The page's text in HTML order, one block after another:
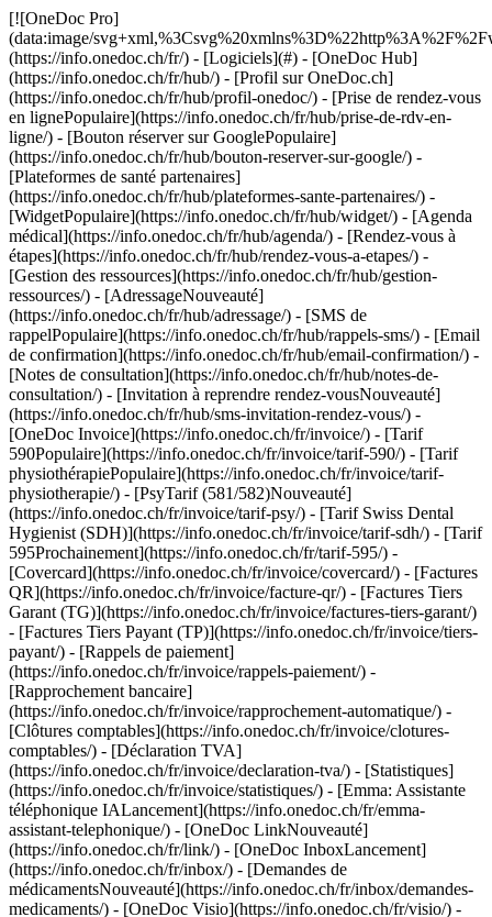
[![OneDoc Pro](data:image/svg+xml,%3Csvg%20xmlns%3D%22http%3A%2F%2Fwww.w3.org%2F2000%2Fsvg%22%20viewBox%3D%220%200%20110%2021%22%3E%3C%2Fsvg%3E)](https://info.onedoc.ch/fr/) - [Logiciels](#) - [OneDoc Hub](https://info.onedoc.ch/fr/hub/) - [Profil sur OneDoc.ch](https://info.onedoc.ch/fr/hub/profil-onedoc/) - [Prise de rendez-vous en lignePopulaire](https://info.onedoc.ch/fr/hub/prise-de-rdv-en-ligne/) - [Bouton réserver sur GooglePopulaire](https://info.onedoc.ch/fr/hub/bouton-reserver-sur-google/) - [Plateformes de santé partenaires](https://info.onedoc.ch/fr/hub/plateformes-sante-partenaires/) - [WidgetPopulaire](https://info.onedoc.ch/fr/hub/widget/) - [Agenda médical](https://info.onedoc.ch/fr/hub/agenda/) - [Rendez-vous à étapes](https://info.onedoc.ch/fr/hub/rendez-vous-a-etapes/) - [Gestion des ressources](https://info.onedoc.ch/fr/hub/gestion-ressources/) - [AdressageNouveauté](https://info.onedoc.ch/fr/hub/adressage/) - [SMS de rappelPopulaire](https://info.onedoc.ch/fr/hub/rappels-sms/) - [Email de confirmation](https://info.onedoc.ch/fr/hub/email-confirmation/) - [Notes de consultation](https://info.onedoc.ch/fr/hub/notes-de-consultation/) - [Invitation à reprendre rendez-vousNouveauté](https://info.onedoc.ch/fr/hub/sms-invitation-rendez-vous/) - [OneDoc Invoice](https://info.onedoc.ch/fr/invoice/) - [Tarif 590Populaire](https://info.onedoc.ch/fr/invoice/tarif-590/) - [Tarif physiothérapiePopulaire](https://info.onedoc.ch/fr/invoice/tarif-physiotherapie/) - [PsyTarif (581/582)Nouveauté](https://info.onedoc.ch/fr/invoice/tarif-psy/) - [Tarif Swiss Dental Hygienist (SDH)](https://info.onedoc.ch/fr/invoice/tarif-sdh/) - [Tarif 595Prochainement](https://info.onedoc.ch/fr/tarif-595/) - [Covercard](https://info.onedoc.ch/fr/invoice/covercard/) - [Factures QR](https://info.onedoc.ch/fr/invoice/facture-qr/) - [Factures Tiers Garant (TG)](https://info.onedoc.ch/fr/invoice/factures-tiers-garant/) - [Factures Tiers Payant (TP)](https://info.onedoc.ch/fr/invoice/tiers-payant/) - [Rappels de paiement](https://info.onedoc.ch/fr/invoice/rappels-paiement/) - [Rapprochement bancaire](https://info.onedoc.ch/fr/invoice/rapprochement-automatique/) - [Clôtures comptables](https://info.onedoc.ch/fr/invoice/clotures-comptables/) - [Déclaration TVA](https://info.onedoc.ch/fr/invoice/declaration-tva/) - [Statistiques](https://info.onedoc.ch/fr/invoice/statistiques/) - [Emma: Assistante téléphonique IALancement](https://info.onedoc.ch/fr/emma-assistant-telephonique/) - [OneDoc LinkNouveauté](https://info.onedoc.ch/fr/link/) - [OneDoc InboxLancement](https://info.onedoc.ch/fr/inbox/) - [Demandes de médicamentsNouveauté](https://info.onedoc.ch/fr/inbox/demandes-medicaments/) - [OneDoc Visio](https://info.onedoc.ch/fr/visio/) - [Badge téléconsultation](https://info.onedoc.ch/fr/visio/badge-teleconsultation/) - [Module de téléconsultationPopulaire](https://info.onedoc.ch/fr/visio/module-de-teleconsultation/) - [Partage d’écran](https://info.onedoc.ch/fr/visio/partage-ecran/) - [Arrière-plan professionnel](https://info.onedoc.ch/fr/visio/arriere-plan/) - [Contrôle de la vidéo et du son](https://info.onedoc.ch/fr/visio/controle-video-son/) - [Solutions](#) - [Par cas d’utilisation](https://info.onedoc.ch/fr/besoins/) - [Gagnez en visibilité](https://info.onedoc.ch/fr/besoins/ameliorer-votre-visibilite/) - [Attirez des nouveaux patients](https://info.onedoc.ch/fr/besoins/gagnez-patients/) - [Automatisez le suivi de vos patients existants](https://info.onedoc.ch/fr/besoins/suivi-patients-existants/) - [Fidélisez vos patientsPopulaire](https://info.onedoc.ch/fr/besoins/fidelisez-vos-patients/) - [Gérez les protocoles de soin](https://info.onedoc.ch/fr/besoins/gerez-protocoles-soins/) - [Gardez vos patients dans votre réseau](https://info.onedoc.ch/fr/besoins/gardez-patients-reseau/) - [Adressez vos patientsPopulaire](https://info.onedoc.ch/fr/besoins/adressez-vos-patients/) - [Recevez des demandes d’adressages](https://info.onedoc.ch/fr/besoins/recevez-demandes-adressage/) - [Limitez les no-showsPopulaire](https://info.onedoc.ch/fr/besoins/limitez-rdv-non-honores/) - [Absorbez plus de demandes patients](https://info.onedoc.ch/fr/besoins/absorbez-demandes-patients/) - [Réduisez le nombre d’appelsPopulaire](https://info.onedoc.ch/fr/besoins/reduisez-les-appels/) - [Restez en contact avec vos patients à distance](https://info.onedoc.ch/fr/besoins/restez-en-contact-avec-patients/) - [Créez et gérez vos factures](https://info.onedoc.ch/fr/besoins/creez-gerez-factures/) - [Par spécialité](https://info.onedoc.ch/fr/specialite/) - [Médecin généraliste](https://info.onedoc.ch/fr/specialite/medecin-generaliste/) - [Spécialiste](https://info.onedoc.ch/fr/specialite/specialiste/) - [Dentiste](https://info.onedoc.ch/fr/specialite/dentiste/) - [Hygiéniste dentaire](https://info.onedoc.ch/fr/specialite/hygieniste-dentaire/) - [PhysiothérapeutePopulaire](https://info.onedoc.ch/fr/specialite/physiotherapeute/) - [Thérapeute complémentaire](https://info.onedoc.ch/fr/specialite/therapeute/) - [PsychologuePopulaire](https://info.onedoc.ch/fr/specialite/psychologue/) - [Psychothérapeute](https://info.onedoc.ch/fr/specialite/psychotherapeute/) - [Ophtalmologue](https://info.onedoc.ch/fr/specialite/ophtalmologue/) - [DermatologuePopulaire](https://info.onedoc.ch/fr/specialite/dermatologue/) - [Pédiatre](https://info.onedoc.ch/fr/specialite/pediatre/) - [Gynécologue](https://info.onedoc.ch/fr/specialite/gynecologue/) - [Médecin esthétique](https://info.onedoc.ch/fr/specialite/medecin-esthetique/) - [Par type d’établissement de santé](https://info.onedoc.ch/fr/specialite/) - [Centre médical](https://info.onedoc.ch/fr/specialite/centre-medical/) - [Hôpital](https://info.onedoc.ch/fr/specialite/hopital/) - [Pharmacie](https://info.onedoc.ch/fr/specialite/pharmacie/) - [Centre d’imagerie médicale](https://info.onedoc.ch/fr/specialite/centre-imagerie-medicale/) - [Laboratoire d’analyses médicales](https://info.onedoc.ch/fr/specialite/laboratoire-analyses-medicales/) - [Audioprothésiste](https://info.onedoc.ch/fr/specialite/audioprothesiste/) - [Opticien](https://info.onedoc.ch/fr/specialite/opticien/) - [Passerelles](#) - [A-D](#) - [Aeskulap](https://info.onedoc.ch/fr/passerelles/aeskulap/) - [amétiq siMed](https://info.onedoc.ch/fr/passerelles/ametiq-simed/) - [Axenita](https://info.onedoc.ch/fr/passerelles/axenita-axonlab/) - [Carefolio](https://info.onedoc.ch/fr/passerelles/carefolio/) - [curaMED](https://info.onedoc.ch/fr/passerelles/curamed/) - [Delemed](https://info.onedoc.ch/fr/passerelles/delemed/) - [DentaGest](https://info.onedoc.ch/fr/passerelles/dentagest/) - [Denteo](https://info.onedoc.ch/fr/passerelles/denteo/) - [E-G](#) - [E-Medicus](https://info.onedoc.ch/fr/passerelles/e-medicus/) - [E-PAT](https://info.onedoc.ch/fr/passerelles/e-pat/) - [ElexisNouveauté](https://info.onedoc.ch/fr/passerelles/elexis/) - [ePaad](https://info.onedoc.ch/fr/passerelles/epaad/) - [ePhysio](https://info.onedoc.ch/fr/passerelles/ephysio/) - [ergodent](https://info.onedoc.ch/fr/passerelles/ergodent/) - [Eyesoft](https://info.onedoc.ch/fr/passerelles/eyesoft/) - [Google Calendar](https://info.onedoc.ch/fr/passerelles/google-calendar/) - [H-M](#) - [Handylife](https://info.onedoc.ch/fr/passerelles/handy-patients/) - [ifaNouveauté](https://info.onedoc.ch/fr/passerelles/ifa/) - [Hexabit Luna](https://info.onedoc.ch/fr/passerelles/hexabit-luna/) - [KISIM](https://info.onedoc.ch/fr/passerelles/cistec-kisim/) - [Liris](https://info.onedoc.ch/fr/passerelles/liris/) - [Medes](https://info.onedoc.ch/fr/passerelles/medes/) - [MediCloud](https://info.onedoc.ch/fr/passerelles/medicloud/) - [MediOnline](https://info.onedoc.ch/fr/passerelles/medionline-caisse-des-medecins/) - [Mediway](https://info.onedoc.ch/fr/passerelles/mediway/) - [N-Q](#) - [NereidaNouveauté](https://info.onedoc.ch/fr/passerelles/nereida/) - [NEXUS](https://info.onedoc.ch/fr/passerelles/nexus/) - [Oplus](https://info.onedoc.ch/fr/passerelles/oplus/) - [Outlook](https://info.onedoc.ch/fr/passerelles/outlook/) - [PhysioApp](https://info.onedoc.ch/fr/passerelles/physioapp/) - [Polavis](https://info.onedoc.ch/fr/passerelles/polavis/) - [Polypoint](https://info.onedoc.ch/fr/passerelles/polypoint/) - [PraxinovaNouveauté](https://info.onedoc.ch/fr/passerelles/praxinova/) - [ProPharma](https://info.onedoc.ch/fr/passerelles/propharma/) - [Pulse Medica](https://info.onedoc.ch/fr/passerelles/pulse-medica/) - [R-Z](#) - [RockethealthNouveauté](https://info.onedoc.ch/fr/passerelles/rockethealth/) - [SOFTplus](https://info.onedoc.ch/fr/passerelles/softplus/) - [Sokle](https://info.onedoc.ch/fr/passerelles/sokle/) - [tomedoNouveauté](https://info.onedoc.ch/fr/passerelles/tomedo/) - [Vitomed](https://info.onedoc.ch/fr/passerelles/vitomed-vitodata/) - [WinLogie](https://info.onedoc.ch/fr/passerelles/winlogie/) - [WinMed](https://info.onedoc.ch/fr/passerelles/winmed/) - [ZaWin](https://info.onedoc.ch/fr/passerelles/zawin/) - [Voir toutes nos passerelles](https://info.onedoc.ch/fr/passerelles/) - [Ressources](#) - [À propos de OneDoc](#) - [Raison d’être](https://info.onedoc.ch/fr/raison-d-etre/) - [Presse](https://info.onedoc.ch/fr/presse/) - [Blog](https://info.onedoc.ch/fr/blog/) - [Pour les médecins généralistes](https://info.onedoc.ch/fr/blog/medecins/) - [Pour les dentistes](https://info.onedoc.ch/fr/blog/dentistes/) - [Pour les hygiénistes dentaires](htt